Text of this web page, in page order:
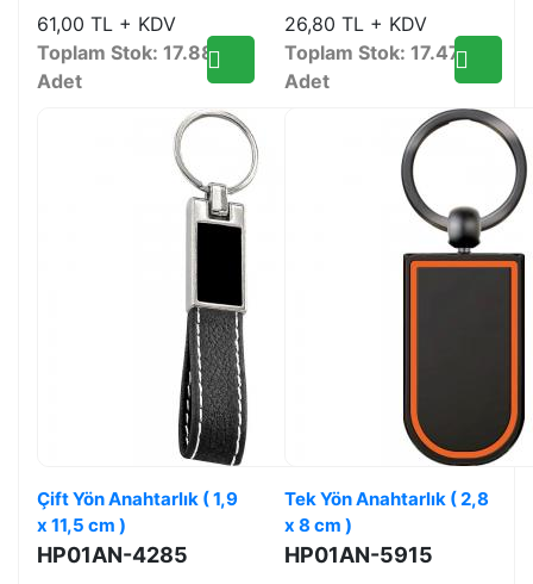
61,00 TL + KDV
Toplam Stok: 17.884
Adet
26,80 TL + KDV
Toplam Stok: 17.472
Adet
Çift Yön Anahtarlık ( 1,9
x 11,5 cm )
HP01AN-4285
Tek Yön Anahtarlık ( 2,8
x 8 cm )
HP01AN-5915